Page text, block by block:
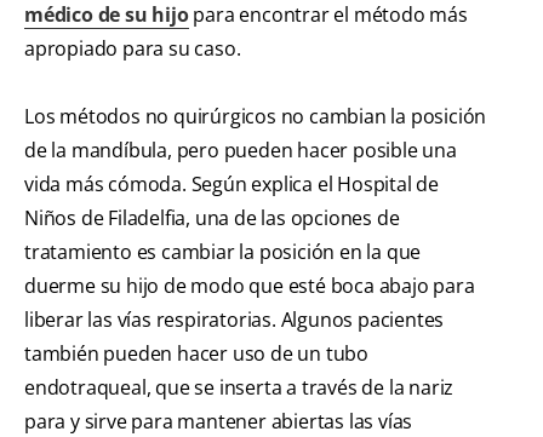
médico de su hijopara encontrar el método más
apropiado para su caso.
Los métodos no quirúrgicos no cambian la posición
de la mandíbula, pero pueden hacer posible una
vida más cómoda. Según explica el Hospital de
Niños de Filadelfia, una de las opciones de
tratamiento es cambiar la posición en la que
duerme su hijo de modo que esté boca abajo para
liberar las vías respiratorias. Algunos pacientes
también pueden hacer uso de un tubo
endotraqueal, que se inserta a través de la nariz
para y sirve para mantener abiertas las vías